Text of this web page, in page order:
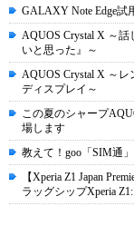
GALAXY Note Edge試
AQUOS Crystal X ～
いと思った』～
AQUOS Crystal X ～
ディスプレイ～
この夏のシャープ
場します
教えて！goo「SIM通
【Xperia Z1 Japan
ラッグシップXperia